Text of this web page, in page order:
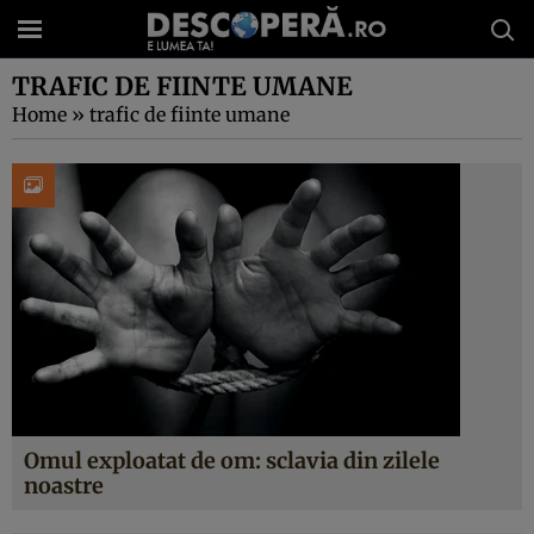
TRAFIC DE FIINTE UMANE
Home » trafic de fiinte umane
Omul exploatat de om: sclavia din zilele
noastre